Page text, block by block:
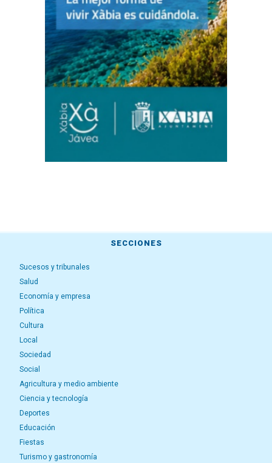
SECCIONES
Sucesos y tribunales
Salud
Economía y empresa
Política
Cultura
Local
Sociedad
Social
Agricultura y medio ambiente
Ciencia y tecnología
Deportes
Educación
Fiestas
Turismo y gastronomía